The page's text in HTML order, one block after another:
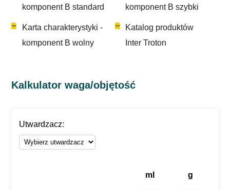
komponent B standard
komponent B szybki
Karta charakterystyki -
komponent B wolny
Katalog produktów
Inter Troton
Kalkulator waga/objętość
Utwardzacz:
ml g